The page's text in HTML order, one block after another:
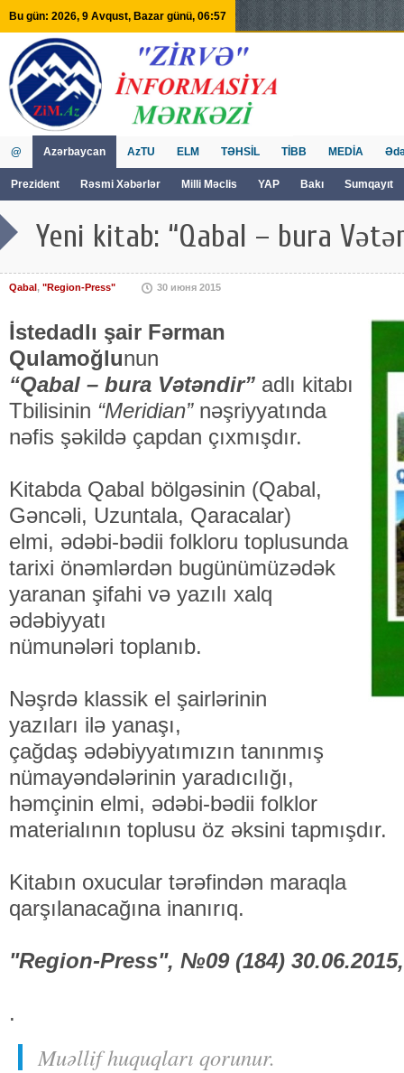
Bu gün: 2026, 9 Avqust, Bazar günü, 06:57
@ Azərbaycan
Prezident Rəsmi Xəbərlər Milli Məclis YAP Bakı Sumqayıt
AzTU ELM TƏHSİL TİBB MEDİA
Yeni kitab: “Qabal – bura
Qabal, "Region-Press" 30 июня 2015
İstedadlı şair Fərman
Qulamoğlunun
“Qabal – bura Vətəndir” adlı kitabı
Tbilisinin “Meridian” nəşriyyatında
nəfis şəkildə çapdan çıxmışdır.
Kitabda Qabal bölgəsinin (Qabal,
Gəncəli, Uzuntala, Qaracalar)
elmi, ədəbi-bədii folkloru toplusunda
tarixi önəmlərdən bugünümüzədək
yaranan şifahi və yazılı xalq
ədəbiyyatı
nümunələri toplanıb.
Nəşrdə klassik el şairlərinin
yazıları ilə yanaşı,
çağdaş ədəbiyyatımızın tanınmış
nümayəndələrinin yaradıcılığı,
həmçinin elmi, ədəbi-bədii folklor
materialının toplusu öz əksini tapmışdır.
Kitabın oxucular tərəfindən maraqla
qarşılanacağına inanırıq.
"Region-Press", №09 (184)
.
Muəllif huquqları qorunur.